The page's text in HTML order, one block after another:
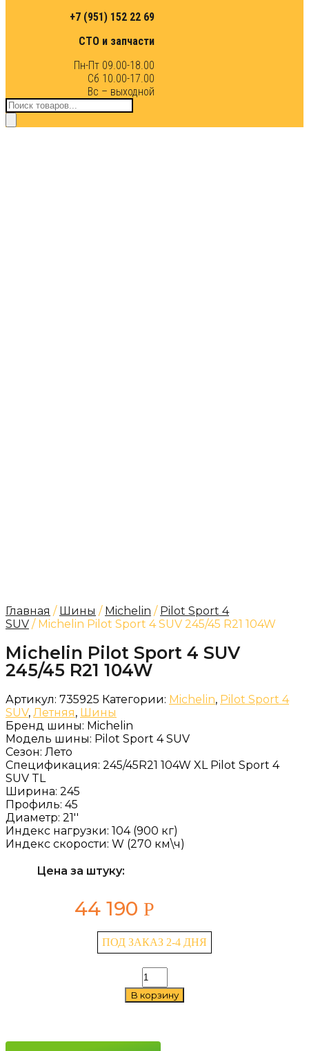
+7 (951) 152 22 69
СТО и запчасти
Пн-Пт 09.00-18.00
Сб 10.00-17.00
Вс – выходной
Поиск
товаров
Главная / Шины / Michelin / Pilot Sport 4
SUV / Michelin Pilot Sport 4 SUV 245/45 R21 104W
Michelin Pilot Sport 4 SUV
245/45 R21 104W
Артикул: 735925 Категории: Michelin, Pilot Sport 4
SUV, Летняя, Шины
Бренд шины: Michelin
Модель шины: Pilot Sport 4 SUV
Сезон: Лето
Спецификация: 245/45R21 104W XL Pilot Sport 4
SUV TL
Ширина: 245
Профиль: 45
Диаметр: 21''
Индекс нагрузки: 104 (900 кг)
Индекс скорости: W (270 км\ч)
Цена за штуку:
44 190 Р
ПОД ЗАКАЗ 2-4 ДНЯ
Количество
товара
Michelin
SUV
В корзину